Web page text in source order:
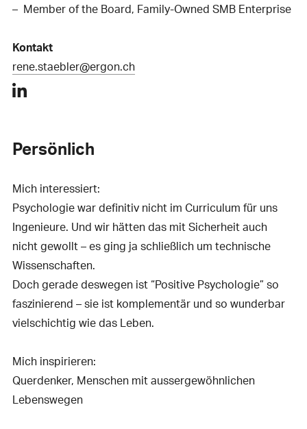
Member of the Board, Family-Owned SMB Enterprise
Kontakt
rene.staebler@ergon.ch
Persönlich
Mich interessiert:
Psychologie war definitiv nicht im Curriculum für uns
Ingenieure. Und wir hätten das mit Sicherheit auch
nicht gewollt – es ging ja schließlich um technische
Wissenschaften.
Doch gerade deswegen ist “Positive Psychologie” so
faszinierend – sie ist komplementär und so wunderbar
vielschichtig wie das Leben.
Mich inspirieren:
Querdenker, Menschen mit aussergewöhnlichen
Lebenswegen